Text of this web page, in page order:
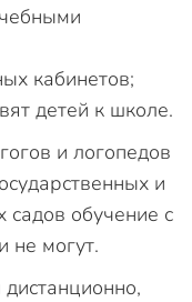
кабинетов;
детей к школе.
и логопедов
и
садов обучение с
не могут.